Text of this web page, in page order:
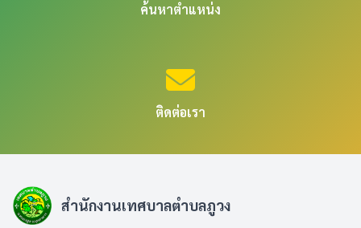
ค้นหาตำแหน่ง
ติดต่อเรา
สำนักงานเทศบาลตำบลภูวง